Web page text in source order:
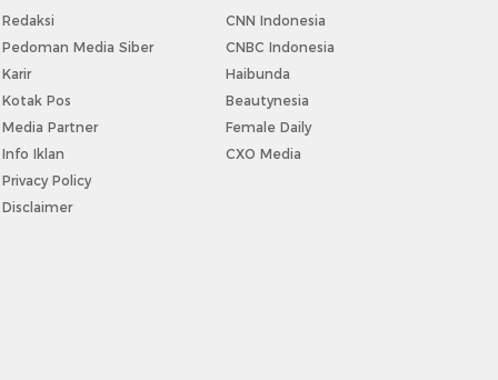
Redaksi
Pedoman Media Siber
Karir
Kotak Pos
Media Partner
Info Iklan
Privacy Policy
Disclaimer
CNN Indonesia
CNBC Indonesia
Haibunda
Beautynesia
Female Daily
CXO Media